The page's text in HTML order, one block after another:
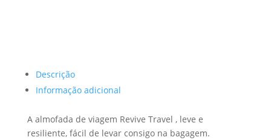
Descrição
Informação adicional
A almofada de viagem Revive Travel , leve e
resiliente, fácil de levar consigo na bagagem.